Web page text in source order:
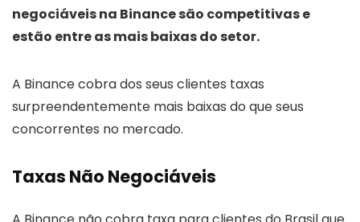
negociáveis na Binance são competitivas e
estão entre as mais baixas do setor.
A Binance cobra dos seus clientes taxas
surpreendentemente mais baixas do que seus
concorrentes no mercado.
Taxas Não Negociáveis